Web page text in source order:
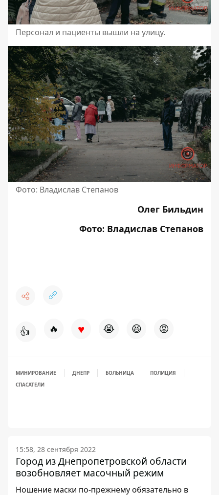
Персонал и пациенты вышли на улицу.
Фото: Владислав Степанов
Олег Бильдин
Фото: Владислав Степанов
👍 🔥 ♥ 😭 😆 😡
МИНИРОВАНИЕ ДНЕПР БОЛЬНИЦА
ПОЛИЦИЯ
СПАСАТЕЛИ
15:58, 28 сентября 2022
Город из Днепропетровской области
возобновляет масочный режим
Ношение маски по-прежнему обязательно в